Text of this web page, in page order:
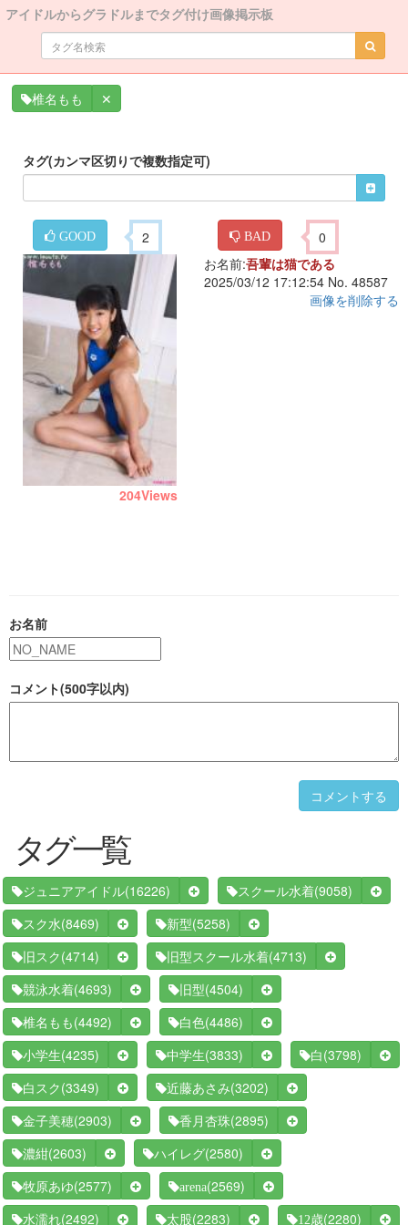
アイドルからグラドルまでタグ付け画像掲示板
椎名もも ✕
タグ(カンマ区切りで複数指定可)
GOOD 2 BAD 0
204Views
お名前:吾輩は猫である
2025/03/12 17:12:54 No. 48587
画像を削除する
お名前
コメント(500字以内)
コメントする
タグ一覧
ジュニアアイドル(16226) スクール水着(9058)
スク水(8469) 新型(5258)
旧スク (4714) 旧型スクール水着(4713)
競泳水着(4693) 旧型(4504)
椎名もも (4492) 白色(4486)
小学生(4235) 中学生(3833) 白 (3798)
白スク (3349) 近藤あさみ(3202)
金子美穂(2903) 香月杏珠(2895)
濃紺(2603) ハイレグ(2580)
牧原あゆ(2577) arena(2569)
水濡れ(2492) 太股(2283) 12歳(2280)